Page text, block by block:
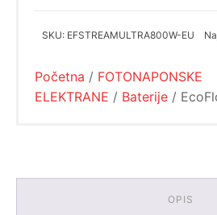
SKU: EFSTREAMULTRA800W-EU
Početna / FOTONAPONSKE
ELEKTRANE / Baterije /
OPIS